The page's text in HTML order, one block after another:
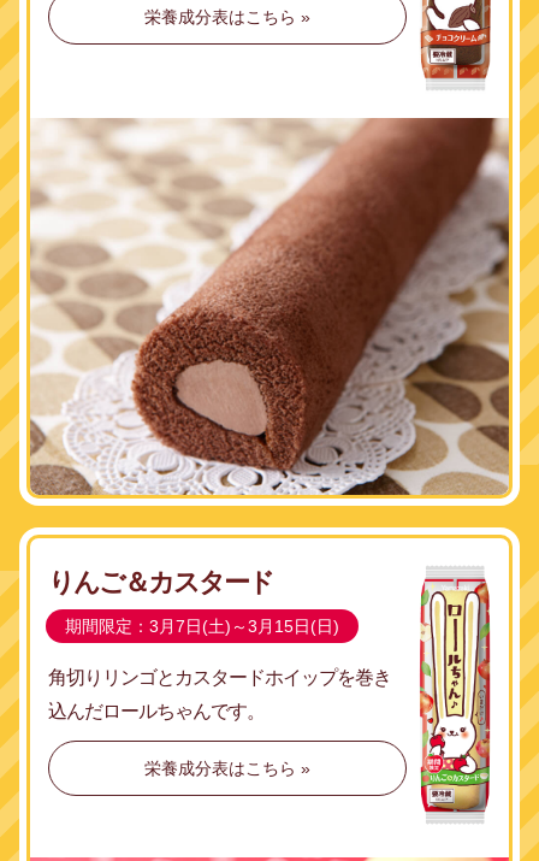
栄養成分表はこちら »
りんご＆カスタード
期間限定：3月7日(土)～3月15日(日)
角切りリンゴとカスタードホイップを巻き
込んだロールちゃんです。
栄養成分表はこちら »